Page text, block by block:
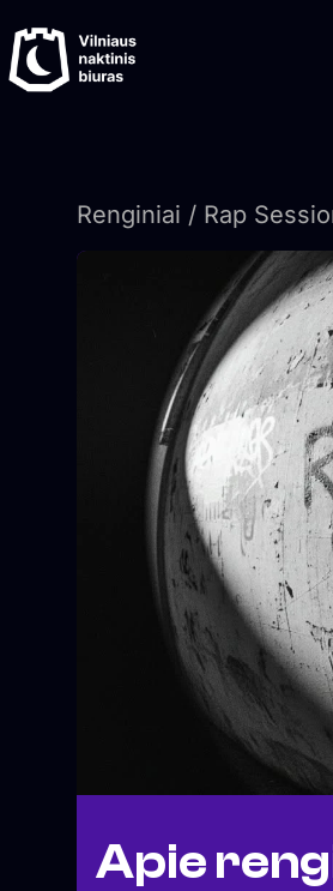
prie
turinio
Renginiai / Rap
Apie